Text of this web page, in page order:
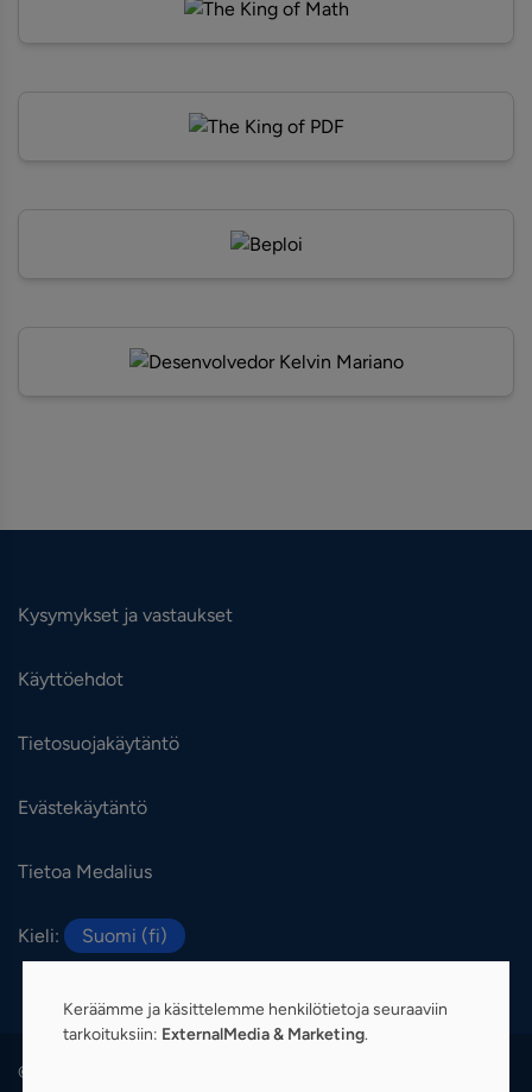
Kysymykset ja vastaukset
Käyttöehdot
Tietosuojakäytäntö
Evästekäytäntö
Tietoa Medalius
Kieli: Suomi (fi)
© 2026 Medalius. Kaikki oikeudet pidätetään.
Keräämme ja käsittelemme henkilötietoja seuraaviin
tarkoituksiin: ExternalMedia & Marketing.